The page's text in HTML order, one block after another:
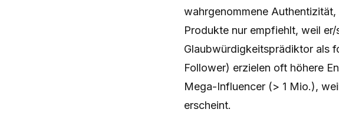
wahrgenommene
Produkte nur empfiehlt, weil
Glaubwürdigkeitsprädiktor als
Follower) erzielen oft höhere
Mega-Influencer (> 1 Mio.),
erscheint.